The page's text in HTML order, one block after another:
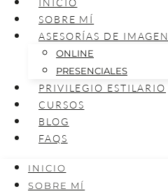
SOBRE MÍ
ASESORÍAS DE IMAGEN
ONLINE
PRESENCIALES
PRIVILEGIO ESTILARIO
CURSOS
BLOG
FAQS
INICIO
SOBRE MÍ